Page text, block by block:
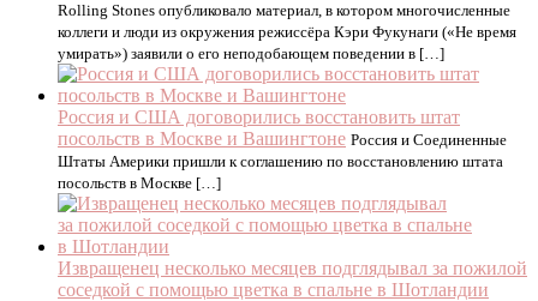
Rolling Stones опубликовало материал, в котором многочисленные
коллеги и люди из окружения режиссёра Кэри Фукунаги («Не время
умирать») заявили о его неподобающем поведении в […]
Россия и США договорились восстановить штат
посольств в Москве и Вашингтоне Россия и Соединенные
Штаты Америки пришли к соглашению по восстановлению штата
посольств в Москве […]
Извращенец несколько месяцев подглядывал за пожилой
соседкой с помощью цветка в спальне в Шотландии